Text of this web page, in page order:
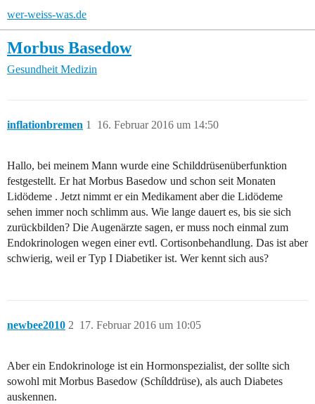
wer-weiss-was.de
Morbus Basedow
Gesundheit Medizin
inflationbremen 16. Februar 2016 um 14:50
1
Hallo, bei meinem Mann wurde eine Schilddrüsenüberfunktion
festgestellt. Er hat Morbus Basedow und schon seit Monaten
Lidödeme . Jetzt nimmt er ein Medikament aber die Lidödeme
sehen immer noch schlimm aus. Wie lange dauert es, bis sie sich
zurückbilden? Die Augenärzte sagen, er muss noch einmal zum
Endokrinologen wegen einer evtl. Cortisonbehandlung. Das ist aber
schwierig, weil er Typ I Diabetiker ist. Wer kennt sich aus?
newbee2010 17. Februar 2016 um 10:05
2
Aber ein Endokrinologe ist ein Hormonspezialist, der sollte sich
sowohl mit Morbus Basedow (Schílddrüse), als auch Diabetes
auskennen.